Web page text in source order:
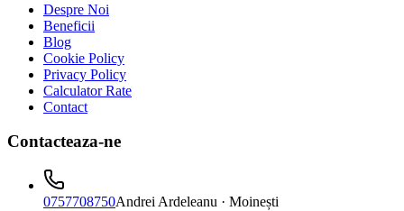
Despre Noi
Beneficii
Blog
Cookie Policy
Privacy Policy
Calculator Rate
Contact
Contacteaza-ne
0757708750Andrei Ardeleanu · Moinești